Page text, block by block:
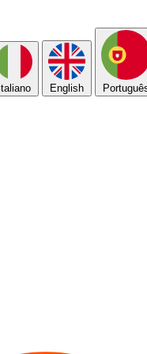
Italiano English